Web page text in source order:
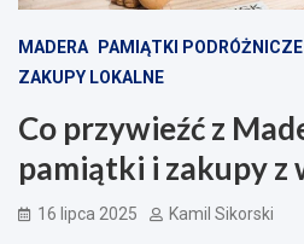
MADERA PAMIĄTKI PODRÓŻNICZE
ZAKUPY LOKALNE
Co przywieźć z
pamiątki i zakupy z
16 lipca 2025 Kamil Sikorski